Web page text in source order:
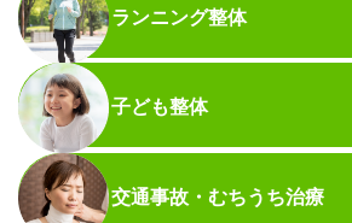
ランニング整体
子ども整体
交通事故・むちうち治療